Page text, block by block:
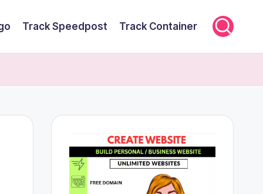
Track Speedpost Track Container